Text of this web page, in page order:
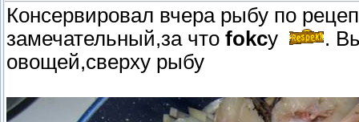
Консервировал вчера рыбу по
замечательный,за что fokcу
.
овощей,сверху рыбу